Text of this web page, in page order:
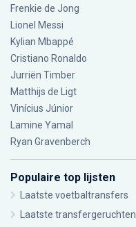
Frenkie de Jong
Lionel Messi
Kylian Mbappé
Cristiano Ronaldo
Jurriën Timber
Matthijs de Ligt
Vinícius Júnior
Lamine Yamal
Ryan Gravenberch
Populaire top lijsten
Laatste voetbaltransfers
Laatste transfergeruchten